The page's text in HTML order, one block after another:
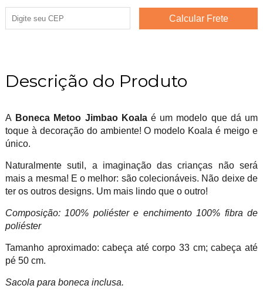
Descrição do Produto
A Boneca Metoo Jimbao Koalaé um modelo que dá um
toque à decoração do ambiente! O modelo Koala é meigo e
único.
Naturalmente sutil, a imaginação das crianças não será
mais a mesma! E o melhor: são colecionáveis. Não deixe de
ter os outros designs. Um mais lindo que o outro!
Composição: 100% poliéster e enchimento 100% fibra de
poliéster
Tamanho aproximado: cabeça até corpo 33 cm; cabeça até
pé 50 cm.
Sacola para boneca inclusa.